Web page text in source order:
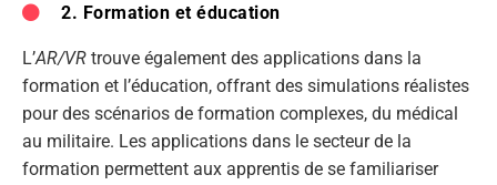
2. Formation et éducation
L’AR/VR trouve également des applications dans la
formation et l’éducation, offrant des simulations réalistes
pour des scénarios de formation complexes, du médical
au militaire. Les applications dans le secteur de la
formation permettent aux apprentis de se familiariser